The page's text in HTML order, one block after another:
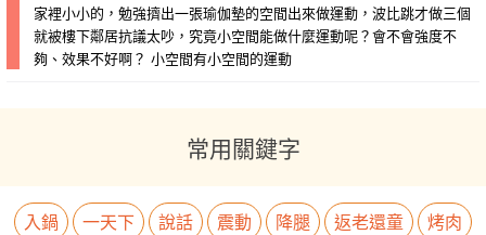
家裡小小的，勉強擠出一張瑜伽墊的空間出來做運動，波比跳才做三個
就被樓下鄰居抗議太吵，究竟小空間能做什麼運動呢？會不會強度不
夠、效果不好啊？ 小空間有小空間的運動
常用關鍵字
入鍋 一天下 說話 震動 降腿 返老還童
烤肉